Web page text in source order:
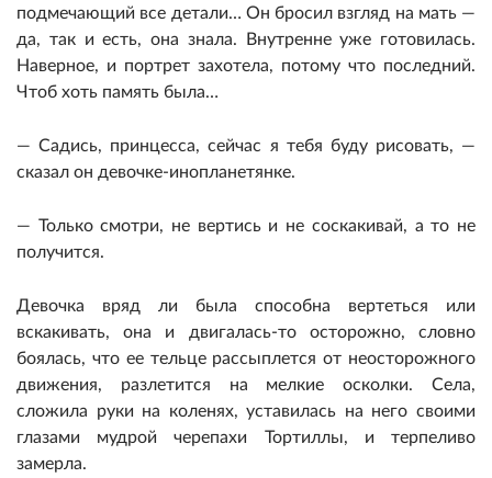
подмечающий все детали… Он бросил взгляд на мать —
да, так и есть, она знала. Внутренне уже готовилась.
Наверное, и портрет захотела, потому что последний.
Чтоб хоть память была…
— Садись, принцесса, сейчас я тебя буду рисовать, —
сказал он девочке-инопланетянке.
— Только смотри, не вертись и не соскакивай, а то не
получится.
Девочка вряд ли была способна вертеться или
вскакивать, она и двигалась-то осторожно, словно
боялась, что ее тельце рассыплется от неосторожного
движения, разлетится на мелкие осколки. Села,
сложила руки на коленях, уставилась на него своими
глазами мудрой черепахи Тортиллы, и терпеливо
замерла.